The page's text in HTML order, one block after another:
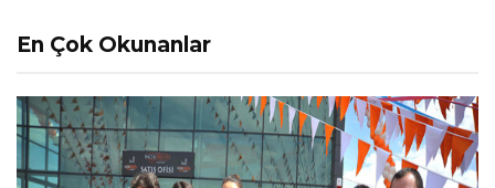
En Çok Okunanlar